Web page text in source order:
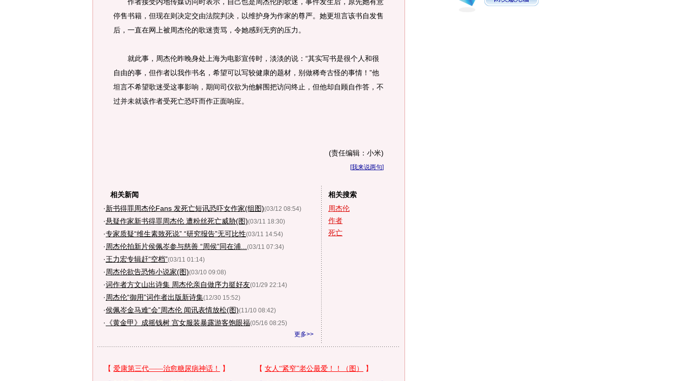
停售书籍，但现在则决定交由法院判决，以维护身为作家的尊严。她更坦言该书自发售
后，一直在网上被周杰伦的歌迷责骂，令她感到无穷的压力。
就此事，周杰伦昨晚身处上海为电影宣传时，淡淡的说：“其实写书是很个人和很
自由的事，但作者以我作书名，希望可以写较健康的题材，别做稀奇古怪的事情！”他
坦言不希望歌迷受这事影响，期间司仪欲为他解围把访问终止，但他却自顾自作答，不
过并未就该作者受死亡恐吓而作正面响应。
(责任编辑：小米)
[我来说两句]
相关新闻
·新书得罪周杰伦Fans 发死亡短讯恐吓女作家(组图)(03/12 08:54)
·悬疑作家新书得罪周杰伦 遭粉丝死亡威胁(图)(03/11 18:30)
·专家质疑“维生素致死说” “研究报告”无可比性(03/11 14:54)
· 周杰伦拍新片侯佩岑参与慈善 “周侯”同在浦... (03/11 07:34)
·王力宏专辑赶“空档”(03/11 01:14)
· 周杰伦欲告恐怖小说家(图)(03/10 09:08)
·词作者方文山出诗集 周杰伦亲自做序力挺好友(01/29 22:14)
· 周杰伦“御用”词作者出版新诗集(12/30 15:52)
·侯佩岑金马难“会”周杰伦 闻讯表情放松(图)(11/10 08:42)
· 《黄金甲》成摇钱树 宫女服装暴露游客饱眼福(05/16 08:25)
更多>>
相关搜索
周杰伦
作者
死亡